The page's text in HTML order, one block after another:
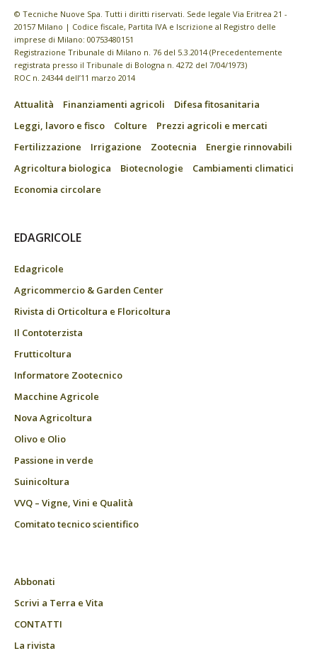
© Tecniche Nuove Spa. Tutti i diritti riservati. Sede legale Via Eritrea 21 -
20157 Milano | Codice fiscale, Partita IVA e Iscrizione al Registro delle
imprese di Milano: 00753480151
Registrazione Tribunale di Milano n. 76 del 5.3.2014 (Precedentemente
registrata presso il Tribunale di Bologna n. 4272 del 7/04/1973)
ROC n. 24344 dell’11 marzo 2014
Attualità Finanziamenti agricoli
Difesa fitosanitaria
Leggi, lavoro e fisco
Colture
Prezzi agricoli e mercati
Fertilizzazione
Irrigazione Zootecnia
Energie rinnovabili
Agricoltura biologica
Biotecnologie
Cambiamenti climatici
Economia circolare
EDAGRICOLE
Edagricole
Agricommercio & Garden Center
Rivista di Orticoltura e Floricoltura
Il Contoterzista
Frutticoltura
Informatore Zootecnico
Macchine Agricole
Nova Agricoltura
Olivo e Olio
Passione in verde
Suinicoltura
VVQ – Vigne, Vini e Qualità
Comitato tecnico scientifico
Abbonati
Scrivi a Terra e Vita
CONTATTI
La rivista